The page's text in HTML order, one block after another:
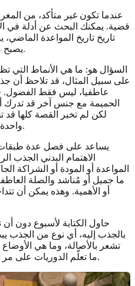
عندما تكون غير متأكد، من
قضية. يمكنك البحث عن أدلة في
تاريخ تاريخ المواعدة
يصبح مرهقاً عندما يصبح كل شعور دليلاً.
السؤال هو: ما هي الأنماط التي
على سبيل المثال، قد تلاحظ أن
عاطفيا، ليس فقط الفضول.
الحميمة مع جنس آخر قد تدرك
لكن لم تخبر القصة كلها
واحدة، أو أنه لا توجد علامة ضرورية بعد.
يساعد على فصل عدة طبقات
الاهتمام البدني الجذب
المواعدة أو المودة أو الشراكة
ما جميل أو مُناشد والصلة
أو الأهمية. وهذه يمكن أن
حاول الكتابة لأسبوع دون
بالجذب إليه، أي نوع من الجذب
تشعر بالأصالة، وما هي
ما تعلّم الدوريات على مر الزمن أكثر من لحظة حادة واحدة.